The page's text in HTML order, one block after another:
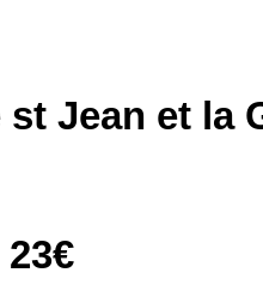
Jean et la